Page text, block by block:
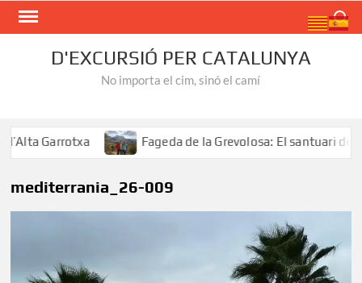
Skip
D'EXCURSIÓ PER CATALUNYA
No importa el cim, sinó el camí
Garrotxa Fageda de la Grevolosa: El santuari dels
mediterrania_26-009